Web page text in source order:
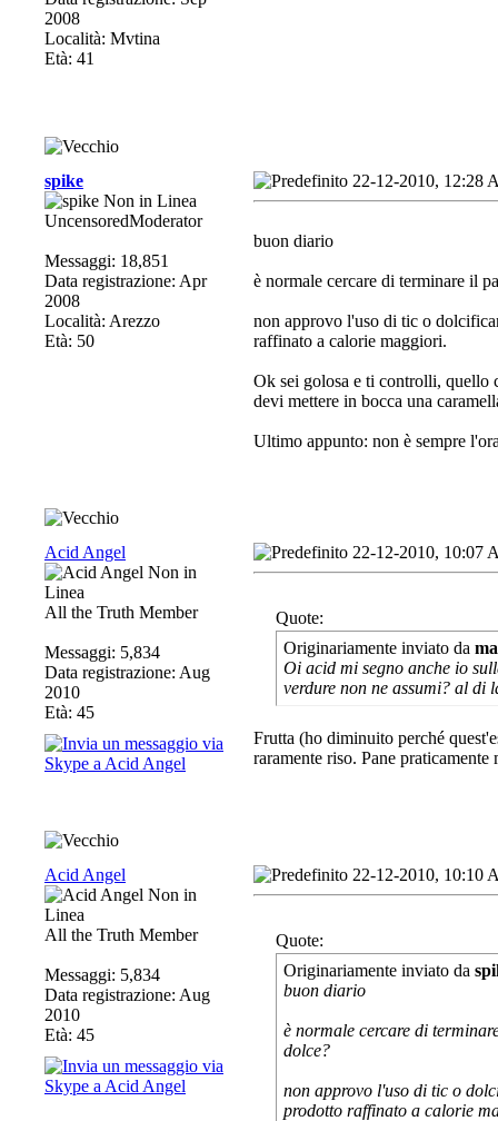
2008
Località: Mvtina
Età: 41
spike
UncensoredModerator
Messaggi: 18,851
Data registrazione: Apr
2008
Località: Arezzo
Età: 50
22-12-2010, 12:28
buon diario
è normale cercare di terminare il
non approvo l'uso di tic o
raffinato a calorie maggiori.
Ok sei golosa e ti controlli, quello
devi mettere in bocca una
Ultimo appunto: non è sempre
Acid Angel
All the Truth Member
Messaggi: 5,834
Data registrazione: Aug
2010
Età: 45
22-12-2010, 10:07
Quote:
Originariamente inviato da
Oi acid mi segno anche io
verdure non ne assumi? al di
Frutta (ho diminuito perché
raramente riso. Pane praticamente
Acid Angel
All the Truth Member
Messaggi: 5,834
Data registrazione: Aug
2010
Età: 45
22-12-2010, 10:10
Quote:
Originariamente inviato da
buon diario
è normale cercare di
dolce?
non approvo l'uso di tic o
prodotto raffinato a calorie